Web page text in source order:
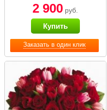
Заказать в один клик
2 900 руб.
Купить